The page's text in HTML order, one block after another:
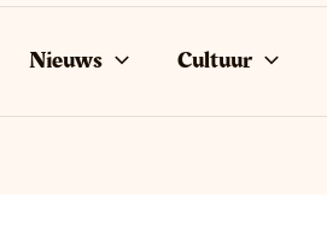
Nieuws Cultuur